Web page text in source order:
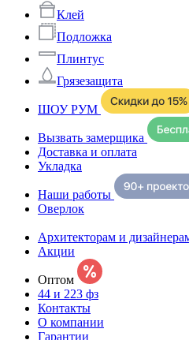
Клей
Подложка
Плинтус
Грязезащита
ШОУ РУМ
Вызвать замерщика
Доставка и оплата
Укладка
Наши работы
Оверлок
Архитекторам и
Акции
Оптом
44 и 223 фз
Контакты
О компании
Гарантии